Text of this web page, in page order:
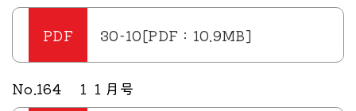
30-10[PDF：10.9MB]
No.164 １１月号